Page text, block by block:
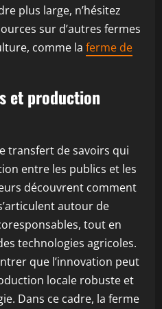
plus large, n’hésitez
sur d’autres fermes
comme la ferme de
et production
transfert de savoirs qui
entre les publics et les
découvrent comment
autour de
tout en
technologies agricoles.
que l’innovation peut
locale robuste et
Dans ce cadre, la ferme